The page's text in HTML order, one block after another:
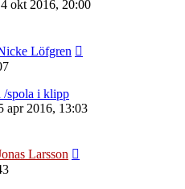
okt 2016, 20:00
Löfgren
/spola i klipp
apr 2016, 13:03
Larsson